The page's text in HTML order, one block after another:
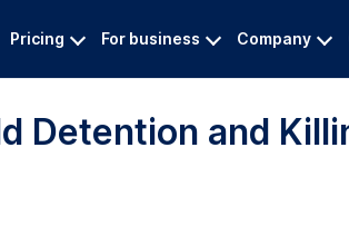
Pricing For business Company
Detention and